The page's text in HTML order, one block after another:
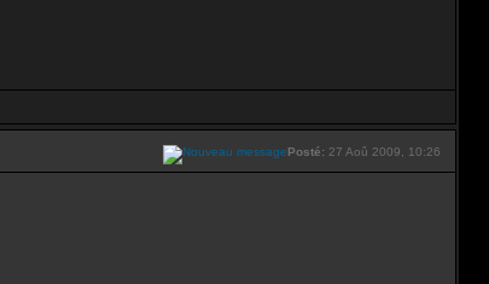
Posté: 27 Aoû 2009, 10:26